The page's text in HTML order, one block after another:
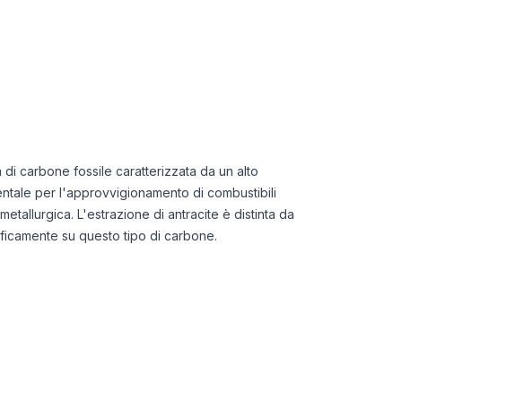
di carbone fossile caratterizzata da un alto
per l'approvvigionamento di combustibili
L'estrazione di antracite è distinta da
su questo tipo di carbone.